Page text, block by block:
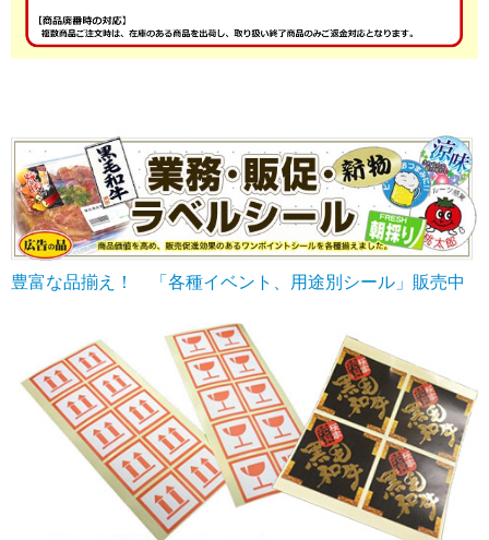
豊富な品揃え！ 「各種イベント、用途別シール」販売中